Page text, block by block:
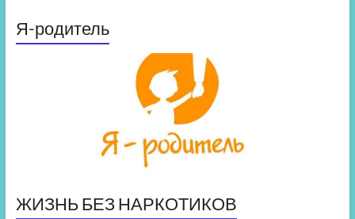
Я-родитель
ЖИЗНЬ БЕЗ НАРКОТИКОВ